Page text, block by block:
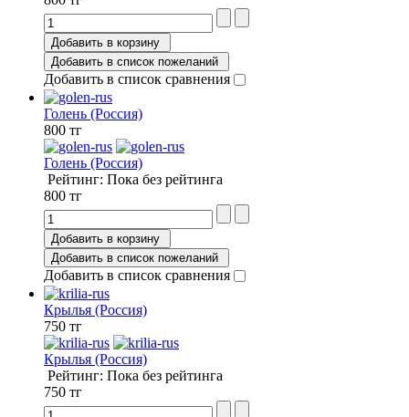
Добавить в корзину
Добавить в список пожеланий
Добавить в список сравнения
Голень (Россия)
800 тг
Голень (Россия)
Рейтинг: Пока без рейтинга
800 тг
Добавить в корзину
Добавить в список пожеланий
Добавить в список сравнения
Крылья (Россия)
750 тг
Крылья (Россия)
Рейтинг: Пока без рейтинга
750 тг